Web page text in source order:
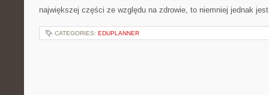
największej części ze względu na zdrowie, to niemniej jednak
CATEGORIES: EDUPLANNER